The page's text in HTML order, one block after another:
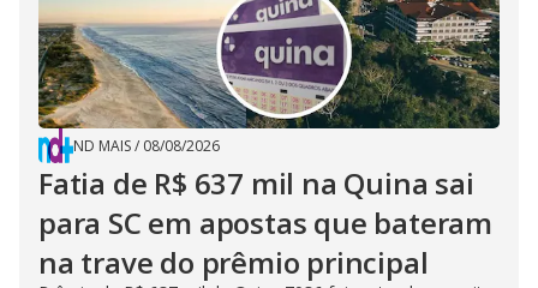
ND MAIS/ 08/08/2026
Fatia de R$ 637 mil na Quina sai
para SC em apostas que bateram
na trave do prêmio principal